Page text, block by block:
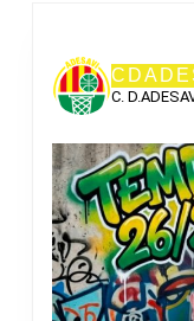
C.